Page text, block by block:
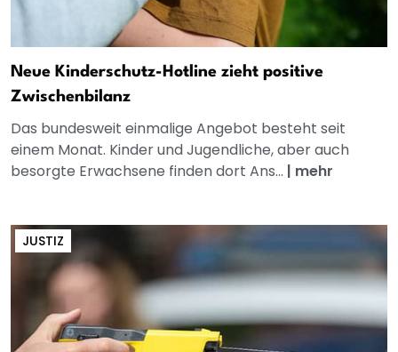
Neue Kinderschutz-Hotline zieht positive
Zwischenbilanz
Das bundesweit einmalige Angebot besteht seit
einem Monat. Kinder und Jugendliche, aber auch
besorgte Erwachsene finden dort Ans... | mehr
JUSTIZ